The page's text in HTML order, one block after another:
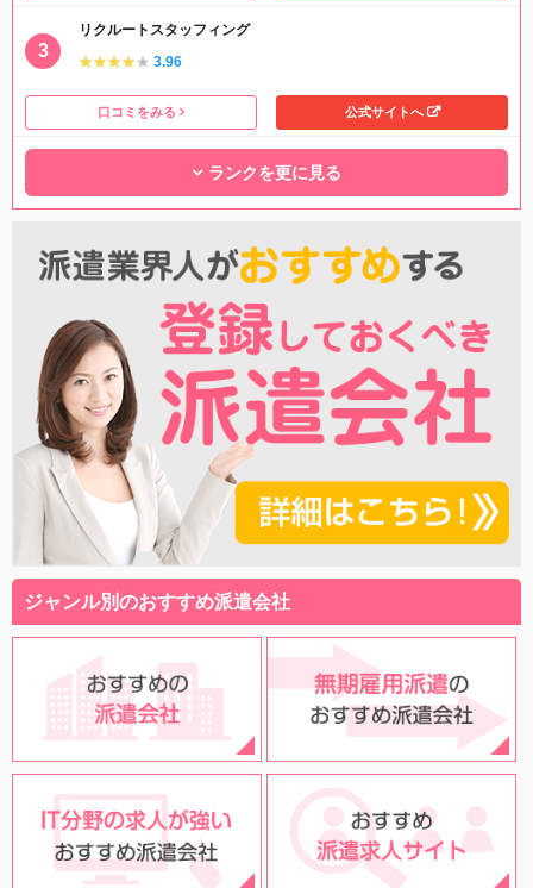
リクルートスタッフィング
★★★★★
★★★★★ 3.96
口コミをみる 公式サイトへ
ランクを更に見る
ジャンル別のおすすめ派遣会社